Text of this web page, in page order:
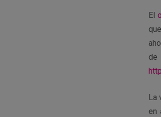
El
de
La
en